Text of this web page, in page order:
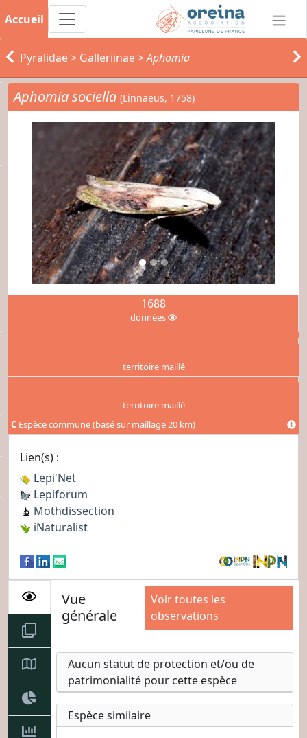
Accueil
Pyralidae> Galleriinae>Aphomia
Aphomia sociella (Linnaeus, 1758)
1688
données
territoire maillé
territoire maillé
C Espèce commune (basé sur maillage 20 km)
Lien(s) :
Lepi'Net
Lepiforum
Mothdissection
iNaturalist
Vue
générale
Voir toutes les
observations
Aucun statut de protection et/ou de
patrimonialité pour cette espèce
Espèce similaire